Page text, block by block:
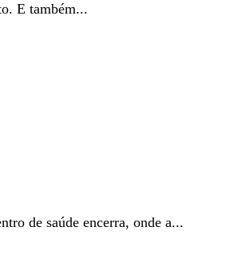
E também...
de saúde encerra, onde a...